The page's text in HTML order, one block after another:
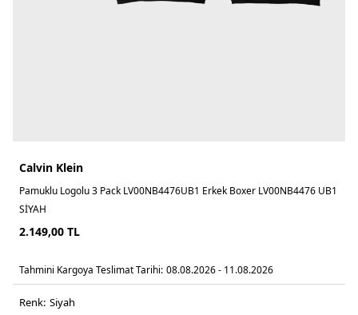
Calvin Klein
Pamuklu Logolu 3 Pack LV00NB4476UB1 Erkek Boxer LV00NB4476 UB1
SİYAH
2.149,00 TL
Tahmini Kargoya Teslimat Tarihi: 08.08.2026 - 11.08.2026
Renk: si̇yah